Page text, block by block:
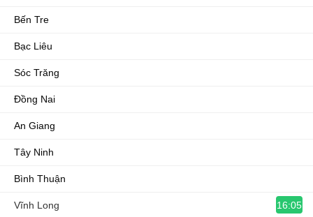
Bến Tre
Bạc Liêu
Sóc Trăng
Đồng Nai
An Giang
Tây Ninh
Bình Thuận
Vĩnh Long 16:05